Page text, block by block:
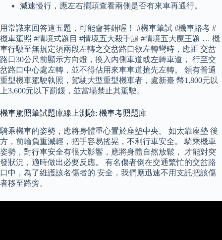
減速慢行，應左右擺頭查看兩側是否有來車再通行。
用常識來回答這五題，可能會答錯喔！ #機車筆試 #機車路考 #
機車駕照 #情境式題目 #情境五大殺手題 #情境五大魔王題 … 機
車行駛至無規定須兩段左轉之交岔路口欲左轉彎時，應距 交岔
路口30公尺前顯示方向燈，換入內側車道或左轉車道， 行至交
岔路口中心處左轉，並不得佔用來車車道搶先左轉。 領有普通
重型機車駕駛執照，駕駛大型重型機車者，處新臺 幣1,800元以
上3,600元以下罰鍰，並當場禁止其駕駛。
機車駕照筆試題庫線上測驗: 機車考照題庫
騎乘機車的姿勢，應將身體重心置於座墊中央。 如太靠座墊 後
方，前輪負重減輕，把手容易搖晃，不利行車安全。 騎乘機車
姿勢，對行車安全有很大影響，應將身體自然放鬆， 才能對突
發狀況，適時做出必要反應。 有名傷者倒在交通繁忙的交岔路
口中，為了維護該名傷者的 安全，我們應迅速不用支託把該傷
者移至路旁。